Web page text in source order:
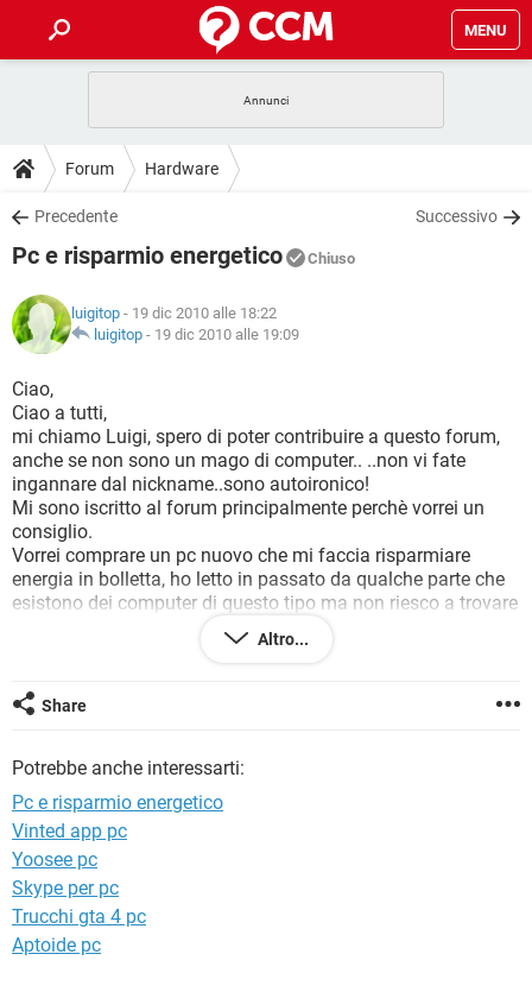
MENU
INTRATTENIMENTO
iOS
INSTAGRAM WHATSAPP
TIKTOK
HARDWARE
GUIDE
COVID-19
INSTAGRAM
TIKTOK
HARDWARE
DOWNLOAD
COVID-19 GAMING
INTRATTENIMENTO
iOS WINDOWS 10
INSTAGRAM
TIKTOK
HARDWARE
COVID-19
INTRATTENIMENTO
iOS
INSTAGRAM WHATSAPP
TIKTOK FACEBOOK
HARDWARE
GLOSSARIO
COVID-19
INTRATTENIMENTO
iOS WINDOWS 10
INSTAGRAM WHATSAPP
TIKTOK
HARDWARE
Forum Hardware
Precedente Successivo
Pc e risparmio energetico Chiuso
luigitop - 19 dic 2010 alle 18:22
luigitop - 19 dic 2010 alle 19:09
Ciao,
Ciao a tutti,
mi chiamo Luigi, spero di poter contribuire a questo forum,
anche se non sono un mago di computer.. ..non vi fate
ingannare dal nickname..sono autoironico!
Mi sono iscritto al forum principalmente perchè vorrei un
consiglio.
Vorrei comprare un pc nuovo che mi faccia risparmiare
energia in bolletta, ho letto in passato da qualche parte che
esistono dei computer di questo tipo ma non riesco a trovare
Ho fatto un giro su google e ho visto un po di tutto ma tra
Voi sapete suggeririmi qualcosa?
Vi ringrazio in anticipo e attendo tante risposte!
Altro...
Share
Potrebbe anche interessarti:
Pc e risparmio energetico
Vinted app pc
Yoosee pc
Skype per pc
Trucchi gta 4 pc
Aptoide pc